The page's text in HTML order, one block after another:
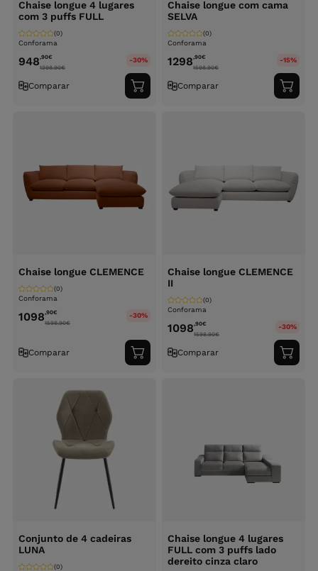
Chaise longue 4 lugares
com 3 puffs FULL
Conforama
(0)
948,90€
1398.90€
-30%
Comparar
Adicionar
ao
Chaise longue com cama
SELVA
Conforama
(0)
1298,90€
1598.90€
-15%
Comparar
ao
Chaise longue CLEMENCE
Conforama
(0)
1098,90€
1598.90€
-30%
Comparar
Adicionar
ao
Chaise longue CLEMENCE
II
Conforama
(0)
1098,90€
1598.90€
-30%
Comparar
ao
Conjunto de 4 cadeiras
LUNA
(0)
Chaise longue 4 lugares
FULL com 3 puffs lado
dereito cinza claro